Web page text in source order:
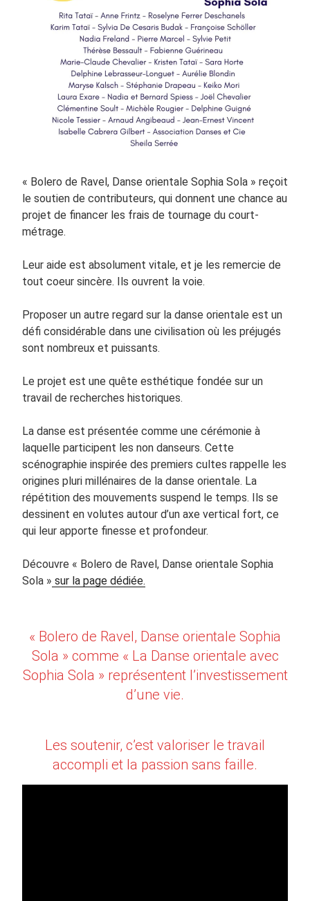
« Bolero de Ravel, Danse orientale Sophia Sola » reçoit
le soutien de contributeurs, qui donnent une chance au
projet de financer les frais de tournage du court-
métrage.
Leur aide est absolument vitale, et je les remercie de
tout coeur sincère. Ils ouvrent la voie.
Proposer un autre regard sur la danse orientale est un
défi considérable dans une civilisation où les préjugés
sont nombreux et puissants.
Le projet est une quête esthétique fondée sur un
travail de recherches historiques.
La danse est présentée comme une cérémonie à
laquelle participent les non danseurs. Cette
scénographie inspirée des premiers cultes rappelle les
origines pluri millénaires de la danse orientale. La
répétition des mouvements suspend le temps. Ils se
dessinent en volutes autour d’un axe vertical fort, ce
qui leur apporte finesse et profondeur.
Découvre « Bolero de Ravel, Danse orientale Sophia
Sola » sur la page dédiée.
« Bolero de Ravel, Danse orientale Sophia
Sola » comme « La Danse orientale avec
Sophia Sola » représentent l’investissement
d’une vie.
Les soutenir, c’est valoriser le travail
accompli et la passion sans faille.